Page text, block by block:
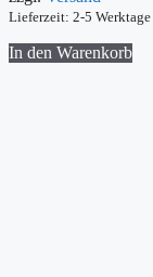
Lieferzeit: 2-5 Werktage
In den Warenkorb